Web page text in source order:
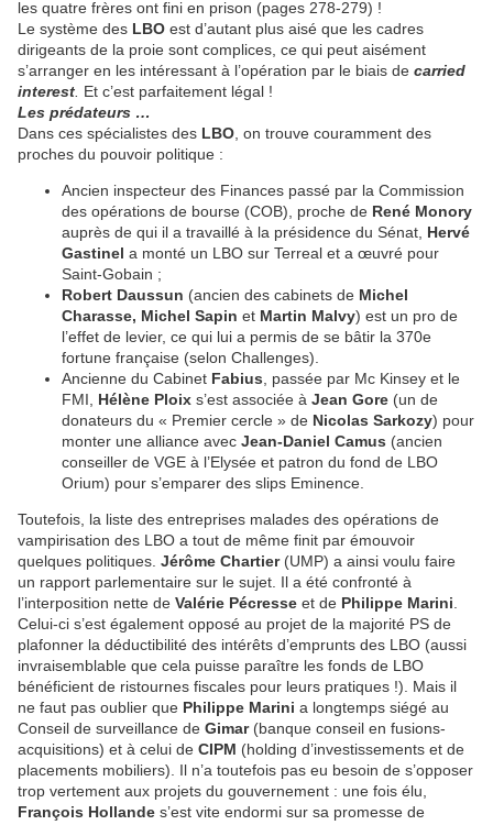
les quatre frères ont fini en prison (pages 278-279) !
Le système des LBO est d’autant plus aisé que les cadres
dirigeants de la proie sont complices, ce qui peut aisément
s’arranger en les intéressant à l’opération par le biais de carried
interest Et c’est parfaitement légal !
Les prédateurs …
Dans ces spécialistes des LBO , on trouve couramment des
proches du pouvoir politique :
Ancien inspecteur des Finances passé par la Commission
des opérations de bourse (COB), proche de René Monory
auprès de qui il a travaillé à la présidence du Sénat, Hervé
Gastinel a monté un LBO sur Terreal et a œuvré pour
Saint-Gobain ;
Robert Daussun (ancien des cabinets de Michel
Charasse, Michel Sapin et Martin Malvy) est un pro de
l’effet de levier, ce qui lui a permis de se bâtir la 370e
fortune française (selon Challenges).
Ancienne du Cabinet Fabius , passée par Mc Kinsey et le
FMI, Hélène Ploix s’est associée à Jean Gore (un de
donateurs du « Premier cercle » de Nicolas Sarkozy) pour
monter une alliance avec Jean-Daniel Camus (ancien
conseiller de VGE à l’Elysée et patron du fond de LBO
Orium) pour s’emparer des slips Eminence.
Toutefois, la liste des entreprises malades des opérations de
vampirisation des LBO a tout de même finit par émouvoir
quelques politiques. Jérôme Chartier(UMP) a ainsi voulu faire
un rapport parlementaire sur le sujet. Il a été confronté à
l’interposition nette de Valérie Pécresse et de Philippe Marini
Celui-ci s’est également opposé au projet de la majorité PS de
plafonner la déductibilité des intérêts d’emprunts des LBO (aussi
invraisemblable que cela puisse paraître les fonds de LBO
bénéficient de ristournes fiscales pour leurs pratiques !). Mais il
ne faut pas oublier que Philippe Marini a longtemps siégé au
Conseil de surveillance de Gimar(banque conseil en fusions-
acquisitions) et à celui de CIPM (holding d’investissements et de
placements mobiliers). Il n’a toutefois pas eu besoin de s’opposer
trop vertement aux projets du gouvernement : une fois élu,
François Hollande s’est vite endormi sur sa promesse de